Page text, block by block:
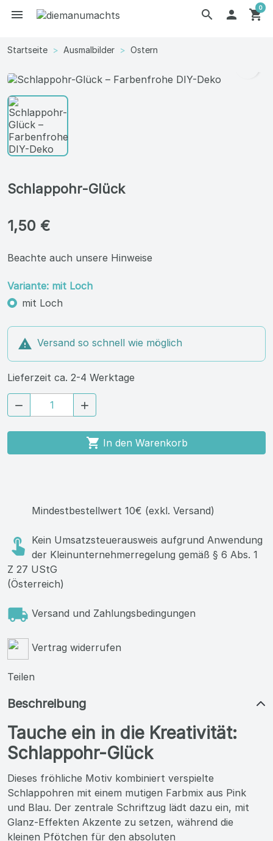
search
menu  shopping_cart
0
Startseite Ausmalbilder Ostern
Schlappohr-Glück
1,50 €
Beachte auch unsere Hinweise
Variante: mit Loch
mit Loch
 Versand so schnell wie möglich
Lieferzeit ca. 2-4 Werktage
 
 In den Warenkorb
Mindestbestellwert 10€ (exkl. Versand)
Kein Umsatzsteuerausweis aufgrund Anwendung
der Kleinunternehmerregelung gemäß § 6 Abs. 1
Z 27 UStG
(Österreich)
Versand und Zahlungsbedingungen
Vertrag widerrufen
Teilen
Beschreibung
Tauche ein in die Kreativität:
Schlappohr-Glück
Dieses fröhliche Motiv kombiniert verspielte
Schlappohren mit einem mutigen Farbmix aus Pink
und Blau. Der zentrale Schriftzug lädt dazu ein, mit
Glanz-Effekten Akzente zu setzen, während die
kleinen Pfötchen für den absoluten